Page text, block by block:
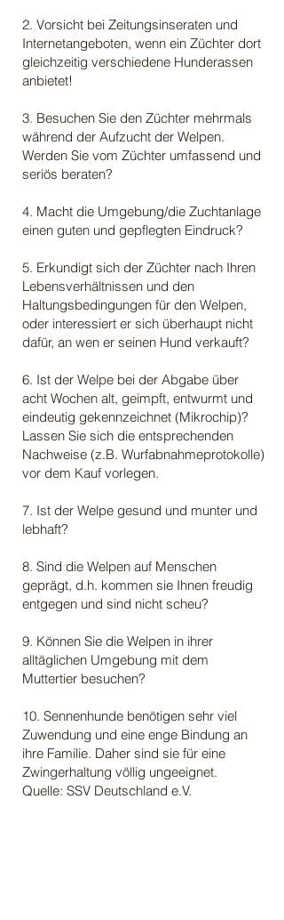
2. Vorsicht bei Zeitungsinseraten und
Internetangeboten, wenn ein Züchter dort
gleichzeitig verschiedene Hunderassen
anbietet!
3. Besuchen Sie den Züchter mehrmals
während der Aufzucht der Welpen.
Werden Sie vom Züchter umfassend und
seriös beraten?
4. Macht die Umgebung/die Zuchtanlage
einen guten und gepflegten Eindruck?
5. Erkundigt sich der Züchter nach Ihren
Lebensverhältnissen und den
Haltungsbedingungen für den Welpen,
oder interessiert er sich überhaupt nicht
dafür, an wen er seinen Hund verkauft?
6. Ist der Welpe bei der Abgabe über
acht Wochen alt, geimpft, entwurmt und
eindeutig gekennzeichnet (Mikrochip)?
Lassen Sie sich die entsprechenden
Nachweise (z.B. Wurfabnahmeprotokolle)
vor dem Kauf vorlegen.
7. Ist der Welpe gesund und munter und
lebhaft?
8. Sind die Welpen auf Menschen
geprägt, d.h. kommen sie Ihnen freudig
entgegen und sind nicht scheu?
9. Können Sie die Welpen in ihrer
alltäglichen Umgebung mit dem
Muttertier besuchen?
10. Sennenhunde benötigen sehr viel
Zuwendung und eine enge Bindung an
ihre Familie. Daher sind sie für eine
Zwingerhaltung völlig ungeeignet.
Quelle: SSV Deutschland e.V.